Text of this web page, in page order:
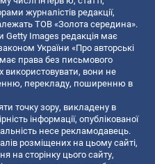
журналістів редакції,
ТОВ «Золота середина».
Getty Images редакція має
України «Про авторські
має права без письмового
використовувати, вони не
перекладу, поширенню в
точку зору, викладену в
інформації, опублікованої
несе рекламодавець.
розміщених на цьому сайті,
на сторінку цього сайту,